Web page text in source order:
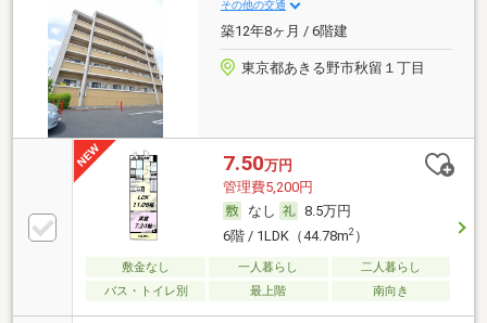
その他の交通
築12年8ヶ月 / 6階建
東京都あきる野市秋留１丁目
7.50万円
管理費5,200円
なし
8.5万円
6階 / 1LDK（44.78m2）
敷金なし 一人暮らし
二人暮らし
バス・トイレ別
最上階 南向き